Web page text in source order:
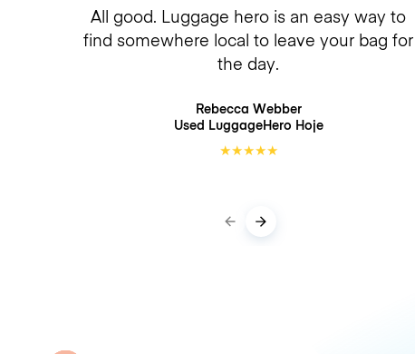
All good. Luggage hero is an easy way to
find somewhere local to leave your bag for
the day.
Rebecca Webber
Used LuggageHero Hoje
★★★★★